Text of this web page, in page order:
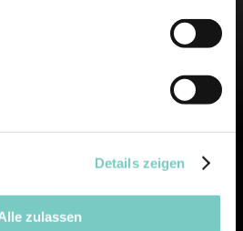
Details zeigen
zulassen
1952.